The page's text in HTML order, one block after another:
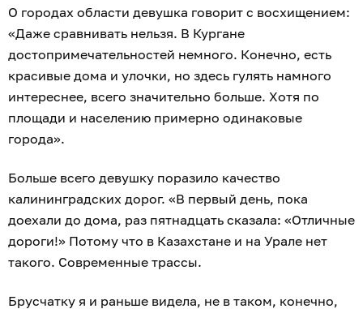
О городах области девушка говорит с восхищением:
«Даже сравнивать нельзя. В Кургане
достопримечательностей немного. Конечно, есть
красивые дома и улочки, но здесь гулять намного
интереснее, всего значительно больше. Хотя по
площади и населению примерно одинаковые
города».
Больше всего девушку поразило качество
калининградских дорог. «В первый день, пока
доехали до дома, раз пятнадцать сказала: «Отличные
дороги!» Потому что в Казахстане и на Урале нет
такого. Современные трассы.
Брусчатку я и раньше видела, не в таком, конечно,